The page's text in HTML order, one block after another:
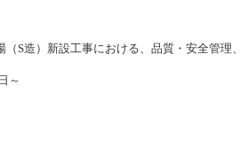
（S造）新設工事における、品質・安全管
～